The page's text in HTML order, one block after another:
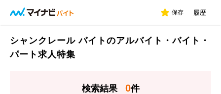
保存 履歴
シャンクレール バイトのアルバイト・バイト・
パート求人特集
検索結果 0件